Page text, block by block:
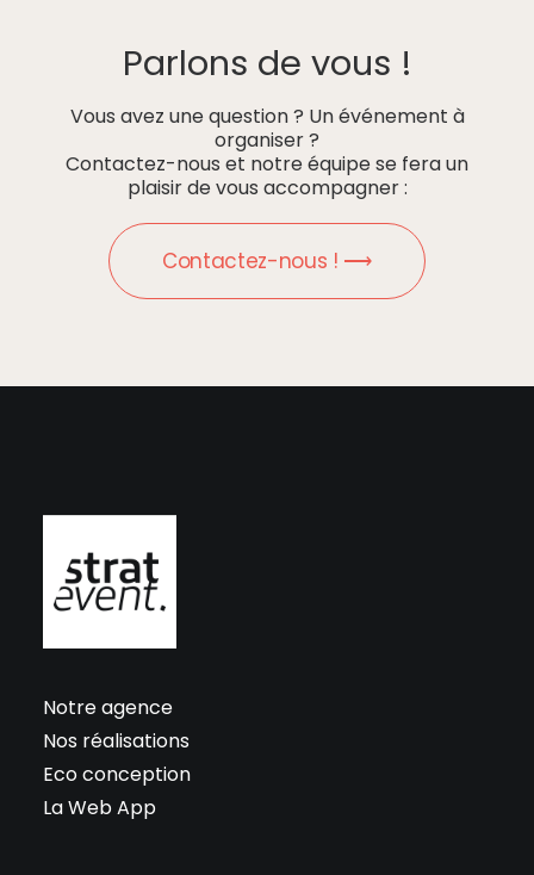
Parlons de vous !
Vous avez une question ? Un événement à
organiser ?
Contactez-nous et notre équipe se fera un
plaisir de vous accompagner :
Contactez-nous ! ⟶
Notre agence
Nos réalisations
Eco conception
La Web App